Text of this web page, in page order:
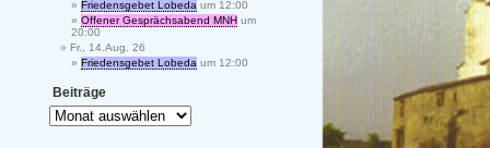
Friedensgebet Lobeda um 12:00
Offener Gesprächsabend MNH um
20:00
Fr., 14.Aug. 26
Friedensgebet Lobeda um 12:00
Beiträge